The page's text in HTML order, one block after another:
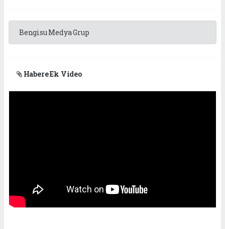
Bengisu Medya Grup
Habere Ek Video